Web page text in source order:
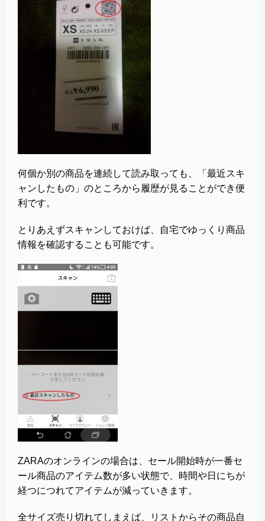
何個か別の商品を連続して読み取っても、「最近スキ
ャンしたもの」のところから履歴が見ることができ便
利です。
とりあえずスキャンしておけば、自宅でゆっくり商品
情報を確認することも可能です。
ZARAのオンラインの場合は、セール開始時が一番セ
ール商品のアイテム数が多い状態で、時間や日にちが
経つにつれてアイテムが減っていきます。
全サイズ売り切れてしまえば、リストからその商品自